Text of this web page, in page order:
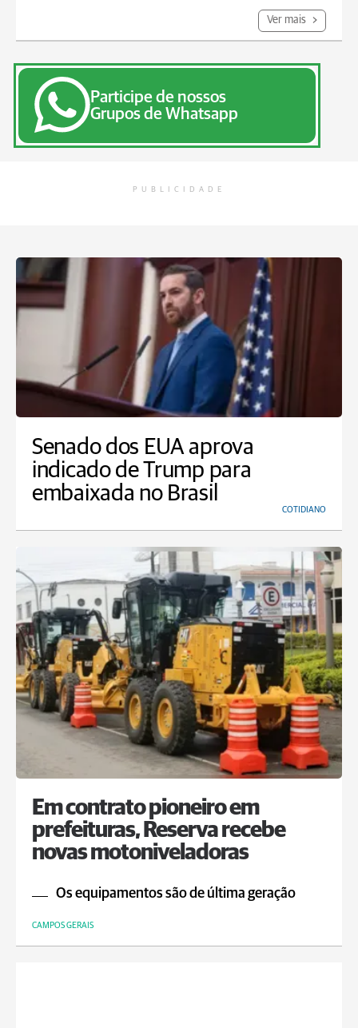
Ver mais
Participe de nossos
Grupos de Whatsapp
PUBLICIDADE
Senado dos EUA aprova
indicado de Trump para
embaixada no Brasil
COTIDIANO
Em contrato pioneiro em
prefeituras, Reserva recebe
novas motoniveladoras
Os equipamentos são de última geração
CAMPOS GERAIS